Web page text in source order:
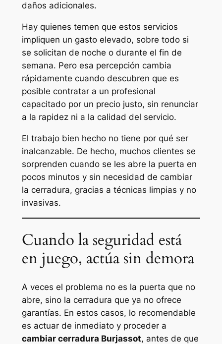
daños adicionales.
Hay quienes temen que estos servicios
impliquen un gasto elevado, sobre todo si
se solicitan de noche o durante el fin de
semana. Pero esa percepción cambia
rápidamente cuando descubren que es
posible contratar a un profesional
capacitado por un precio justo, sin renunciar
a la rapidez ni a la calidad del servicio.
El trabajo bien hecho no tiene por qué ser
inalcanzable. De hecho, muchos clientes se
sorprenden cuando se les abre la puerta en
pocos minutos y sin necesidad de cambiar
la cerradura, gracias a técnicas limpias y no
invasivas.
Cuando la seguridad está
en juego, actúa sin demora
A veces el problema no es la puerta que no
abre, sino la cerradura que ya no ofrece
garantías. En estos casos, lo recomendable
es actuar de inmediato y proceder a
cambiar cerradura Burjassot, antes de que